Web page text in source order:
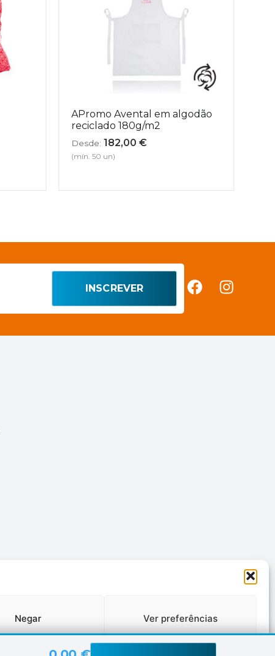
Negar Ver preferências
APromo Avental em algodão
reciclado 180g/m2
Desde: 182,00€
(mín. 50 un)
INSCREVER